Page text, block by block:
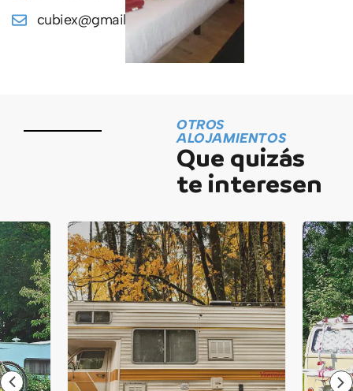
cubiex@gmail.com
OTROS
ALOJAMIENTOS
Que quizás
te interesen